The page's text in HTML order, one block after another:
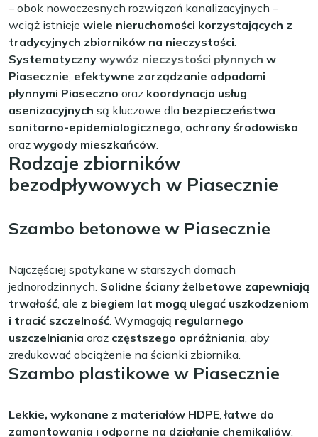
– obok nowoczesnych rozwiązań kanalizacyjnych –
wciąż istnieje wiele nieruchomości korzystających z
tradycyjnych zbiorników na nieczystości.
Systematyczny wywóz nieczystości płynnych w
Piasecznie, efektywne zarządzanie odpadami
płynnymi Piaseczno oraz koordynacja usług
asenizacyjnych są kluczowe dla bezpieczeństwa
sanitarno-epidemiologicznego, ochrony środowiska
oraz wygody mieszkańców.
Rodzaje zbiorników
bezodpływowych w Piasecznie
Szambo betonowe w Piasecznie
Najczęściej spotykane w starszych domach
jednorodzinnych. Solidne ściany żelbetowe zapewniają
trwałość, ale z biegiem lat mogą ulegać uszkodzeniom
i tracić szczelność. Wymagają regularnego
uszczelniania oraz częstszego opróżniania, aby
zredukować obciążenie na ścianki zbiornika.
Szambo plastikowe w Piasecznie
Lekkie, wykonane z materiałów HDPE,łatwe do
zamontowania i odporne na działanie chemikaliów.